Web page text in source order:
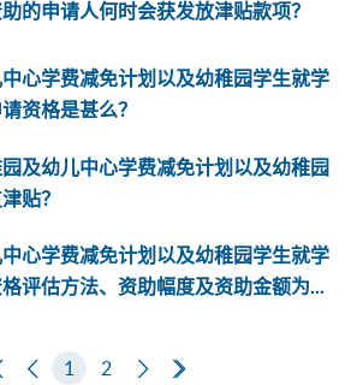
的申请人何时会获发放津贴款项？
心学费减免计划以及幼稚园学生就学
资格是甚么？
及幼儿中心学费减免计划以及幼稚园
贴？
心学费减免计划以及幼稚园学生就学
评估方法、资助幅度及资助金额为...
第一页上一页
1 2 下一页最后一页